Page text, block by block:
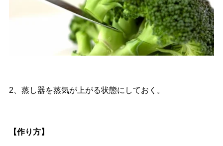
2、蒸し器を蒸気が上がる状態にしておく。
【作り方】